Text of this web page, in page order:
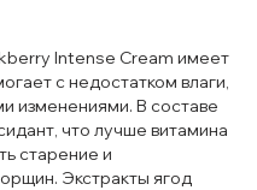
Intense Cream имеет
с недостатком влаги,
изменениями. В составе
что лучше витамина
старение и
Экстракты ягод